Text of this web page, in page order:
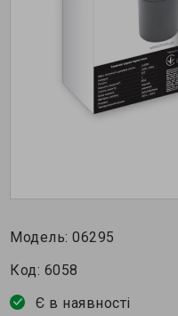
Модель:06295
Код: 6058
Є в наявності